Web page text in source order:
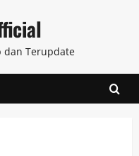
dan Terupdate